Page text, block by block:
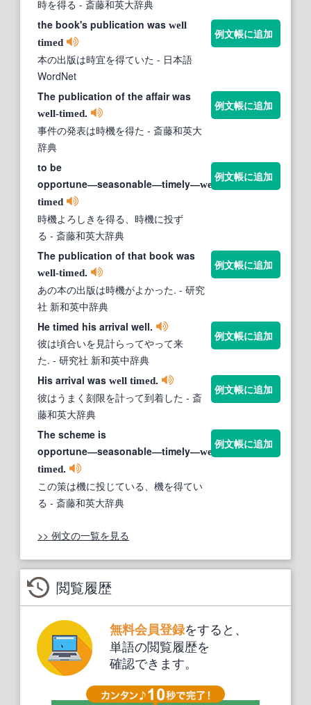
時を得る - 斎藤和英大辞典
the book's publication was well
timed
本の出版は時宜を得ていた - 日本語
WordNet
例文帳に追加
The publication of the affair was
well-timed.
事件の発表は時機を得た - 斎藤和英大
辞典
例文帳に追加
to be
opportune―seasonable―timely―well-
timed
時機よろしきを得る、時機に投ず
る - 斎藤和英大辞典
例文帳に追加
The publication of that book was
well‐timed.
あの本の出版は時機がよかった. - 研究
社 新和英中辞典
例文帳に追加
He timed his arrival well.
彼は頃合いを見計らってやって来
た. - 研究社 新和英中辞典
例文帳に追加
His arrival was well timed.
彼はうまく刻限を計って到着した - 斎
藤和英大辞典
例文帳に追加
The scheme is
opportune―seasonable―timely―well-
timed.
この策は機に投じている、機を得てい
る - 斎藤和英大辞典
例文帳に追加
>> 例文の一覧を見る
閲覧履歴
無料会員登録をすると、
単語の閲覧履歴を
確認できます。